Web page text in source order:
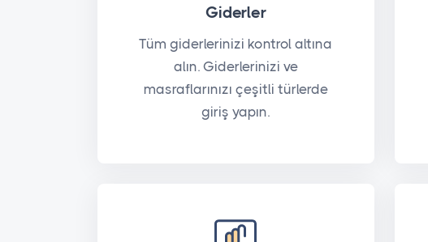
Giderler
Tüm giderlerinizi kontrol altına
alın. Giderlerinizi ve
masraflarınızı çeşitli türlerde
giriş yapın.